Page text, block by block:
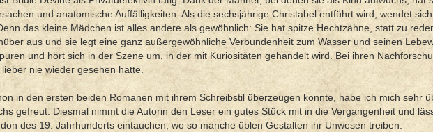
und anatomische Auffälligkeiten. Als die sechsjährige Christabel entführt wird, wendet
das kleine Mädchen ist alles andere als gewöhnlich: Sie hat spitze Hechtzähne, statt zu
aus und sie legt eine ganz außergewöhnliche Verbundenheit zum Wasser und seinen
und hört sich in der Szene um, in der mit Kuriositäten gehandelt wird. Bei ihren
nie wieder gesehen hätte.
in den ersten beiden Romanen mit ihrem Schreibstil überzeugen konnte, habe ich mich sehr
gefreut. Diesmal nimmt die Autorin den Leser ein gutes Stück mit in die Vergangenheit und
des 19. Jahrhunderts eintauchen, wo so manche üblen Gestalten ihr Unwesen treiben.